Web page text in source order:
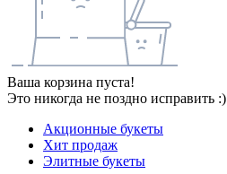
Ваша корзина пуста!
Это никогда не поздно исправить :)
Акционные букеты
Хит продаж
Элитные букеты